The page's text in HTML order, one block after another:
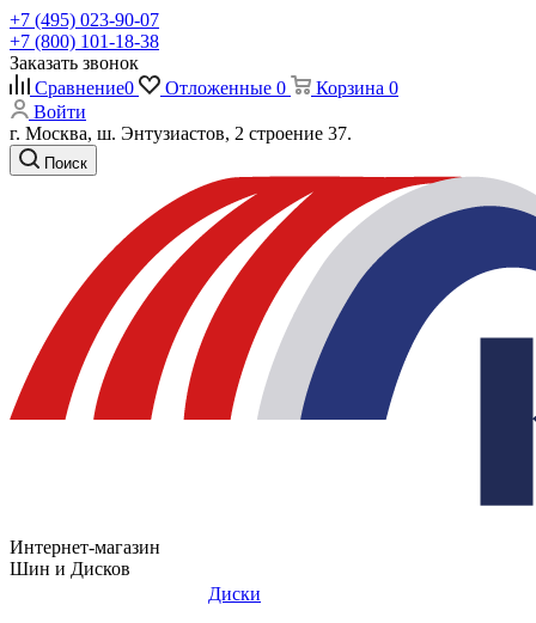
+7 (495) 023-90-07
+7 (800) 101-18-38
Заказать звонок
Сравнение0 Отложенные 0 Корзина 0
Войти
г. Москва, ш. Энтузиастов, 2 строение 37.
Поиск
Интернет-магазин
Шин и Дисков
Диски